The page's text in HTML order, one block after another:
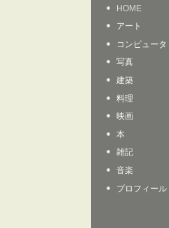
HOME
アート
コンピュータ
写真
建築
料理
映画
本
雑記
音楽
プロフィール